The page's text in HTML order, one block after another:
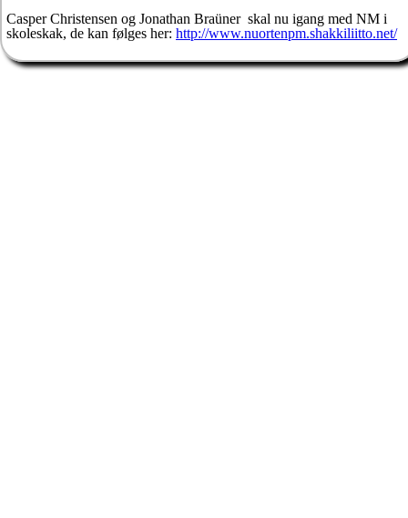
Casper Christensen og Jonathan Braüner skal nu igang med NM i
skoleskak, de kan følges her: http://www.nuortenpm.shakkiliitto.net/